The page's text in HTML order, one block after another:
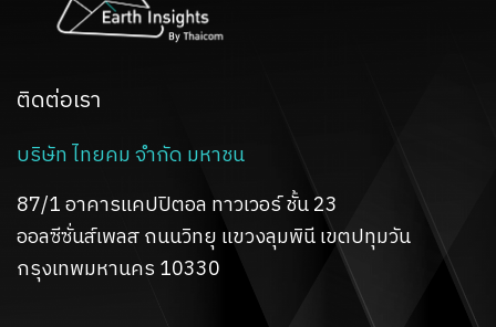
ติดต่อเรา
บริษัท ไทยคม จำกัด มหาชน
87/1 อาคารแคปปิตอล ทาวเวอร์ ชั้น 23
ออลซีซั่นส์เพลส ถนนวิทยุ แขวงลุมพินี เขตปทุมวัน
กรุงเทพมหานคร 10330